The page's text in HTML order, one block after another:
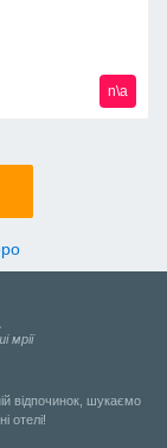
n\a
мрії
відпочинок, шукаємо
отелі!